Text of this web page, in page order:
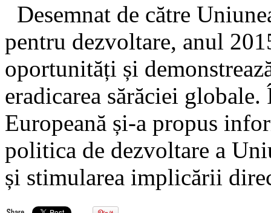
Desemnat de către
pentru dezvoltare, anul
oportunități și
eradicarea sărăciei
Europeană și-a propus
politica de dezvoltare a
și stimularea implicării